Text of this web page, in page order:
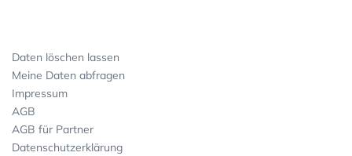
Daten löschen lassen
Meine Daten abfragen
Impressum
AGB
AGB für Partner
Datenschutzerklärung